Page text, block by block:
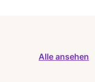
Alle ansehen